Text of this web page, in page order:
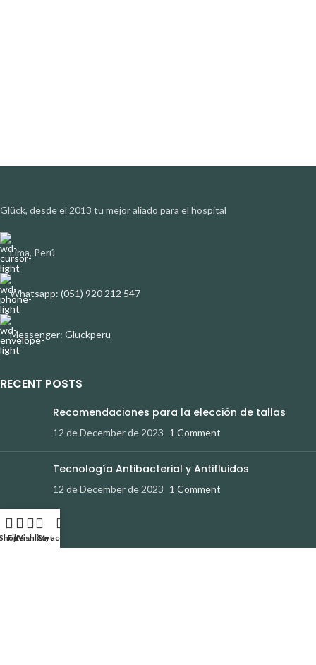
Glück, desde el 2013 tu mejor aliado para el hospital
Lima, Perú
Whatsapp: (051) 920 212 547
Messenger: Gluckperu
RECENT POSTS
Recomendaciones para la elección de tallas
12 de December de 2023 1 Comment
Tecnología Antibacterial y Antifluidos
12 de December de 2023 1 Comment
AYUDA
ShopFilters
WishlistCart
My account